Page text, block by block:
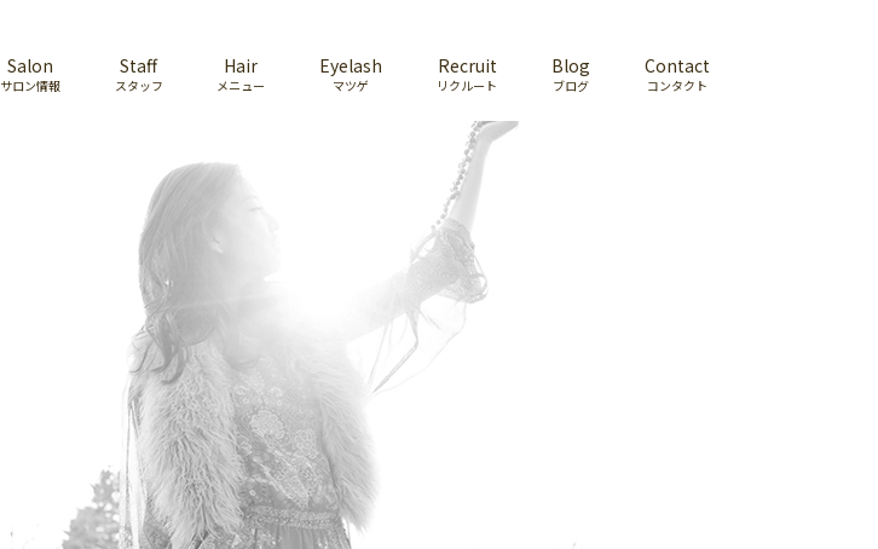
Salon
サロン情報
Staff
スタッフ
Hair
メニュー
Eyelash
マツゲ
Recruit
リクルート
Blog
ブログ
Contact
コンタクト